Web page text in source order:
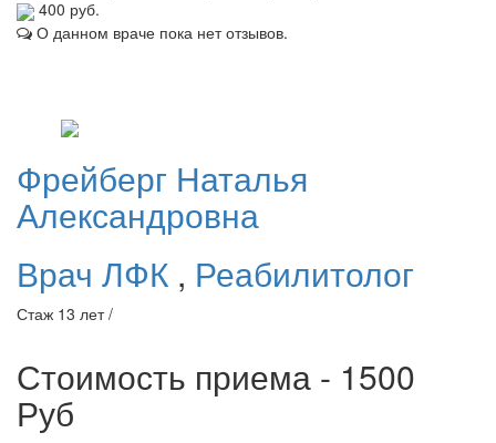
400 руб.
О данном враче пока нет отзывов.
Фрейберг Наталья
Александровна
Врач ЛФК , Реабилитолог
Стаж 13 лет /
Стоимость приема - 1500
Руб